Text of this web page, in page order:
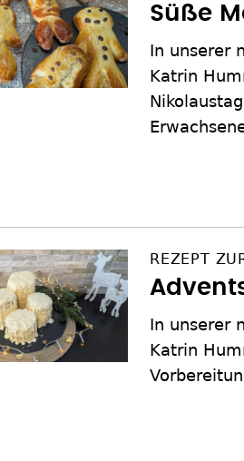
Süße
In unserer
Katrin
REZEPT
In unserer
Katrin